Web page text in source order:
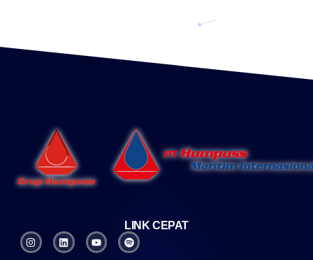
LINK CEPAT